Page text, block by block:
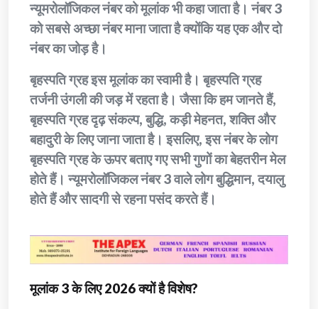
न्यूमरोलॉजिकल नंबर को मूलांक भी कहा जाता है। नंबर 3
को सबसे अच्छा नंबर माना जाता है क्योंकि यह एक और दो
नंबर का जोड़ है।
बृहस्पति ग्रह इस मूलांक का स्वामी है। बृहस्पति ग्रह
तर्जनी उंगली की जड़ में रहता है। जैसा कि हम जानते हैं,
बृहस्पति ग्रह दृढ़ संकल्प, बुद्धि, कड़ी मेहनत, शक्ति और
बहादुरी के लिए जाना जाता है। इसलिए, इस नंबर के लोग
बृहस्पति ग्रह के ऊपर बताए गए सभी गुणों का बेहतरीन मेल
होते हैं। न्यूमरोलॉजिकल नंबर 3 वाले लोग बुद्धिमान, दयालु
होते हैं और सादगी से रहना पसंद करते हैं।
मूलांक 3 के लिए 2026 क्यों है विशेष?